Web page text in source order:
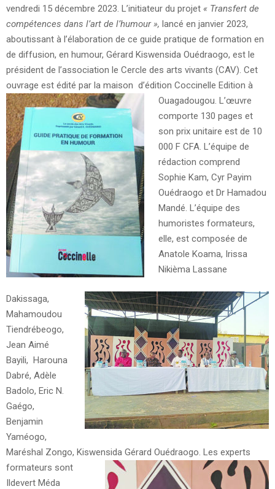
vendredi 15 décembre 2023. L’initiateur du projet « Transfert de
compétences dans l’art de l’humour », lancé en janvier 2023,
aboutissant à l’élaboration de ce guide pratique de formation en
de diffusion, en humour, Gérard Kiswensida Ouédraogo, est le
président de l’association le Cercle des arts vivants (CAV). Cet
ouvrage est édité par la maison d’édition Coccinelle Edition à
Ouagadougou. L’œuvre
comporte 130 pages et
son prix unitaire est de 10
000 F CFA. L’équipe de
rédaction comprend
Sophie Kam, Cyr Payim
Ouédraogo et Dr Hamadou
Mandé. L’équipe des
humoristes formateurs,
elle, est composée de
Anatole Koama, Irissa
Nikièma Lassane
Dakissaga,
Mahamoudou
Tiendrébeogo,
Jean Aimé
Bayili, Harouna
Dabré, Adèle
Badolo, Eric N.
Gaégo,
Benjamin
Yaméogo,
Maréshal Zongo, Kiswensida Gérard Ouédraogo. Les experts
formateurs sont
Ildevert Méda